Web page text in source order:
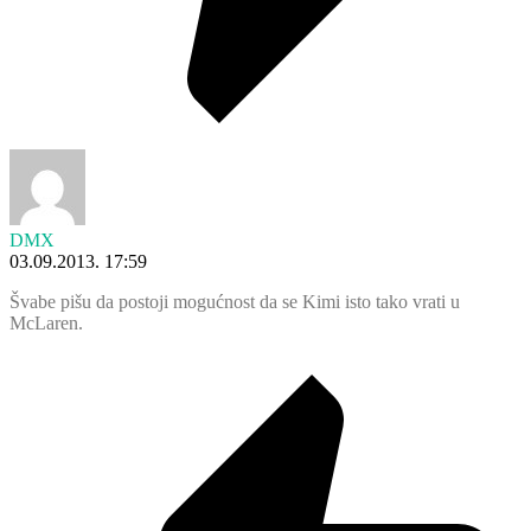
DMX
03.09.2013. 17:59
Švabe pišu da postoji mogućnost da se Kimi isto tako vrati u
McLaren.